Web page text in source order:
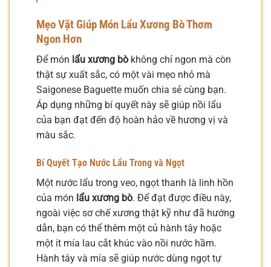
Mẹo Vặt Giúp Món Lẩu Xương Bò Thơm
Ngon Hơn
Để món lẩu xương bò không chỉ ngon mà còn
thật sự xuất sắc, có một vài mẹo nhỏ mà
Saigonese Baguette muốn chia sẻ cùng bạn.
Áp dụng những bí quyết này sẽ giúp nồi lẩu
của bạn đạt đến độ hoàn hảo về hương vị và
màu sắc.
Bí Quyết Tạo Nước Lẩu Trong và Ngọt
Một nước lẩu trong veo, ngọt thanh là linh hồn
của món lẩu xương bò. Để đạt được điều này,
ngoài việc sơ chế xương thật kỹ như đã hướng
dẫn, bạn có thể thêm một củ hành tây hoặc
một ít mía lau cắt khúc vào nồi nước hầm.
Hành tây và mía sẽ giúp nước dùng ngọt tự